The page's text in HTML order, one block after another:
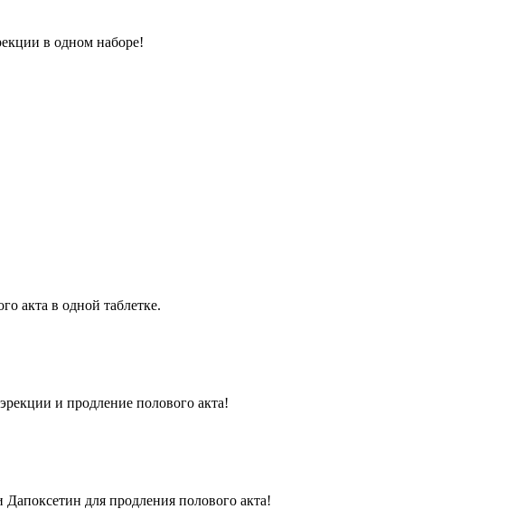
в одном наборе!
акта в одной таблетке.
и продление полового акта!
для продления полового акта!